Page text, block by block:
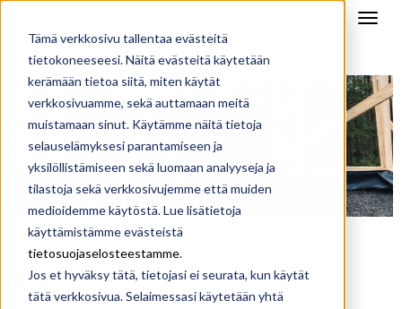
Tämä verkkosivu tallentaa evästeitä
tietokoneeseesi. Näitä evästeitä käytetään
kerämään tietoa siitä, miten käytät
verkkosivuamme, sekä auttamaan meitä
muistamaan sinut. Käytämme näitä tietoja
selauselämyksesi parantamiseen ja
yksilöllistämiseen sekä luomaan analyyseja ja
tilastoja sekä verkkosivujemme että muiden
medioidemme käytöstä. Lue lisätietoja
käyttämistämme evästeistä
tietosuojaselosteestamme.
Jos et hyväksy tätä, tietojasi ei seurata, kun käytät
tätä verkkosivua. Selaimessasi käytetään yhtä
raksablogi,the hilltop project
BUILDING UP THE FRAME